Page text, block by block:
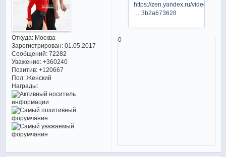
Откуда:Москва
Зарегистрирован: 01.05.2017
Сообщений:72282
Уважение: +360240
Позитив: +120667
Пол:Женский
Награды:
https://zen.yandex.ru/video/
… 3b2a673628
0